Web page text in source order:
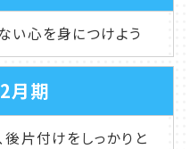
い心を身につけよう
月期
後片付けをしっかりと